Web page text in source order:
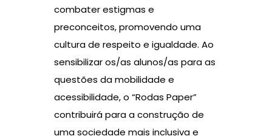
combater estigmas e
preconceitos, promovendo uma
cultura de respeito e igualdade. Ao
sensibilizar os/as alunos/as para as
questões da mobilidade e
acessibilidade, o “Rodas Paper”
contribuirá para a construção de
uma sociedade mais inclusiva e